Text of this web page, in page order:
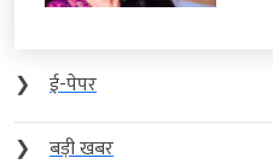
❯
ई-पेपर
❯
बड़ी खबर